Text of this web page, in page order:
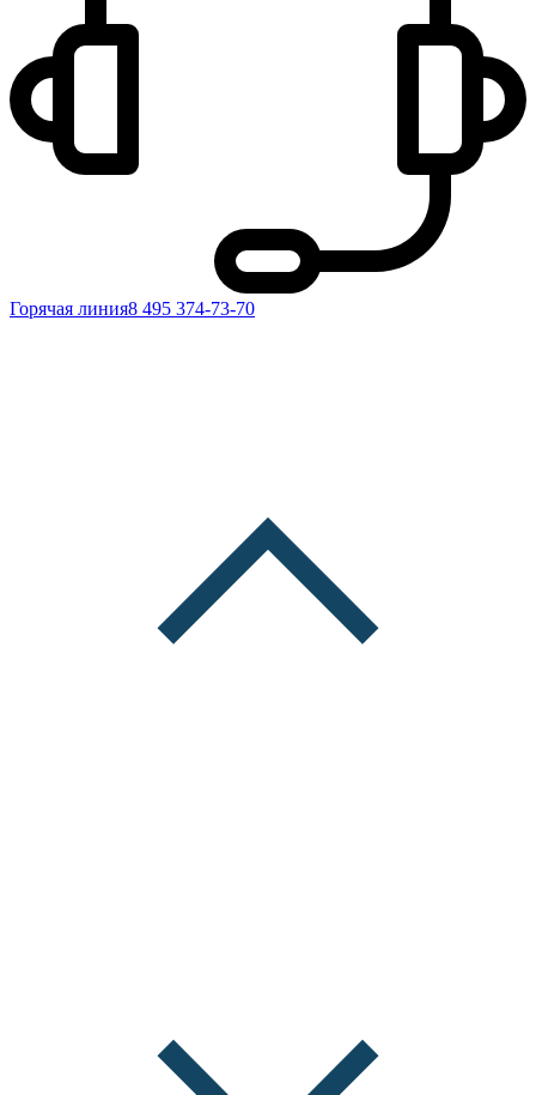
Горячая линия8 495 374-73-70